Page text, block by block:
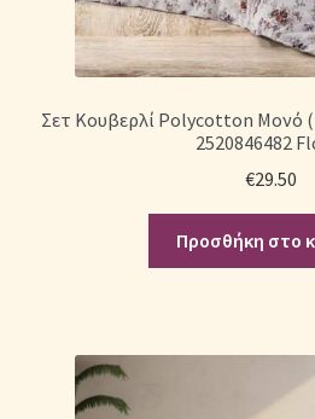
Σετ Κουβερλί Polycotton Μονό
2520846482
€29.50
Προσθήκη στο